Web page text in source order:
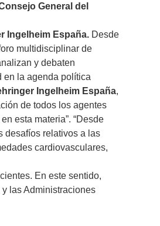
General del
Ingelheim España. Desde
multidisciplinar de
y debaten
en la agenda política
Ingelheim España,
de todos los agentes
esta materia”. “Desde
desafíos relativos a las
cardiovasculares,
En este sentido,
las Administraciones